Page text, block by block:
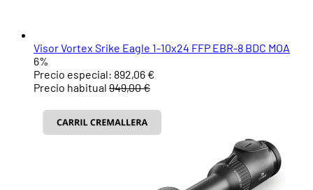
Visor Vortex Srike Eagle 1-10x24 FFP EBR-8 BDC MOA
6%
Precio especial: 892,06 €
Precio habitual 949,00 €